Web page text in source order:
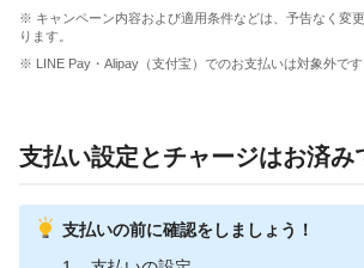
※ キャンペーン内容および適用条件などは、予告なく変
ります。
※ LINE Pay・Alipay（支付宝）でのお支払いは対象外です
支払い設定とチャージはお済み
支払いの前に確認をしましょう！